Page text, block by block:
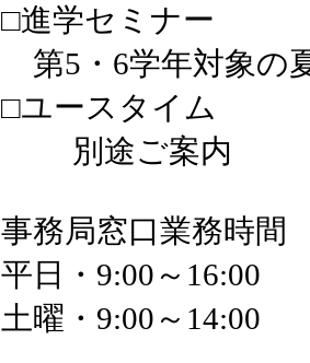
□進学セミナー
第5・6学年対象の
□ユースタイム
別途ご案内
事務局窓口業務時間
平日・9:00～16:00
土曜・9:00～14:00